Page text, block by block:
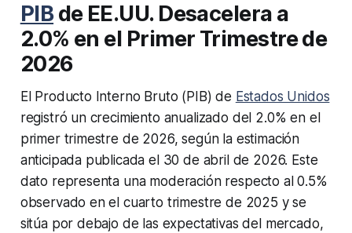
PIBde EE.UU. Desacelera a
2.0% en el Primer Trimestre de
2026
El Producto Interno Bruto (PIB) de Estados Unidos
registró un crecimiento anualizado del 2.0% en el
primer trimestre de 2026, según la estimación
anticipada publicada el 30 de abril de 2026. Este
dato representa una moderación respecto al 0.5%
observado en el cuarto trimestre de 2025 y se
sitúa por debajo de las expectativas del mercado,